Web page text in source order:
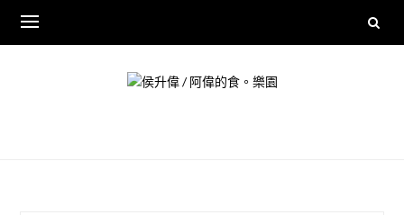
content